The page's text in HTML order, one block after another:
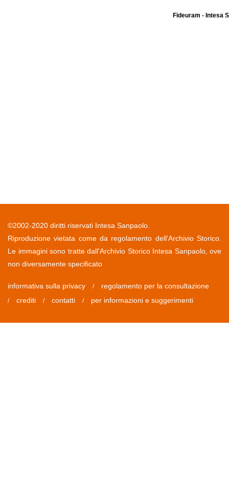
Fideuram - Intesa
©2002-2020 diritti riservati Intesa Sanpaolo.
Riproduzione vietata come da regolamento dell'Archivio Storico.
Le immagini sono tratte dall'Archivio Storico Intesa Sanpaolo, ove
non diversamente specificato
informativa sulla privacy / regolamento per la consultazione
/ crediti / contatti / per informazioni e suggerimenti